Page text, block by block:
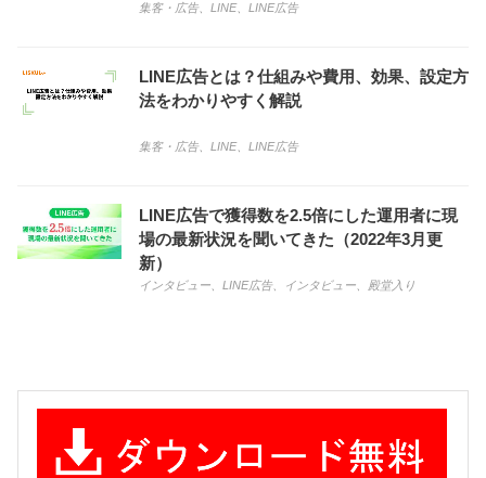
集客・広告、 LINE、 LINE広告
LINE広告とは？仕組みや費用、効果、設定方
法をわかりやすく解説
集客・広告、 LINE、 LINE広告
LINE広告で獲得数を2.5倍にした運用者に現
場の最新状況を聞いてきた（2022年3月更
新）
インタビュー LINE広告、 インタビュー 殿堂入り